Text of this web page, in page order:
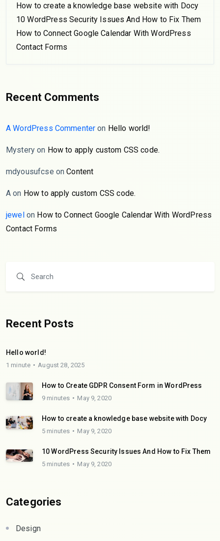
How to create a knowledge base website with Docy
10 WordPress Security Issues And How to Fix Them
How to Connect Google Calendar With WordPress
Contact Forms
Recent Comments
A WordPress Commenter on Hello world!
Mystery on How to apply custom CSS code.
mdyousufcse onContent
A on How to apply custom CSS code.
jewelon How to Connect Google Calendar With WordPress
Contact Forms
Recent Posts
Hello world!
1 minute August 28, 2025
How to Create GDPR Consent Form in WordPress
9 minutes May 9, 2020
How to create a knowledge base website with Docy
5 minutes May 9, 2020
10 WordPress Security Issues And How to Fix Them
5 minutes May 9, 2020
Categories
Design